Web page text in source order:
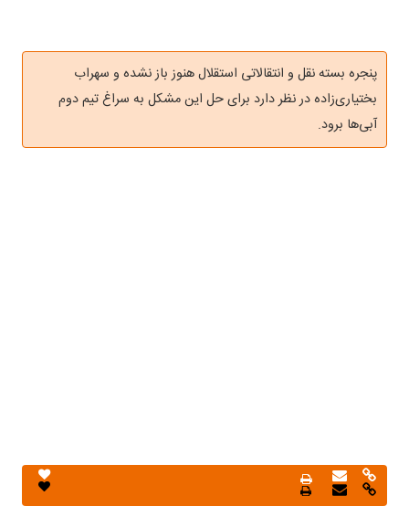
پنجره بسته نقل و انتقالاتی استقلال هنوز باز نشده و سهراب
بختیاری‌زاده در نظر دارد برای حل این مشکل به سراغ تیم دوم
آبی‌ها برود.